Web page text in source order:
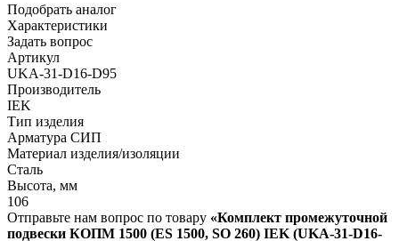
Подобрать аналог
Характеристики
Задать вопрос
Артикул
UKA-31-D16-D95
Производитель
IEK
Тип изделия
Арматура СИП
Материал изделия/изоляции
Сталь
Высота, мм
106
Отправьте нам вопрос по товару «Комплект промежуточной
подвески КОПМ 1500 (ES 1500, SO 260) IEK (UKA-31-D16-